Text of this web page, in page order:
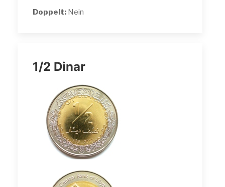
Doppelt: Nein
1/2 Dinar